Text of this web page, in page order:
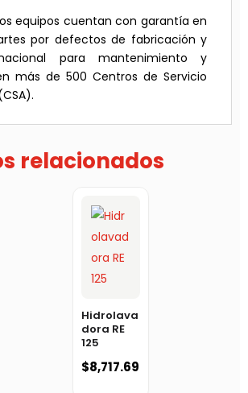
equipos cuentan con garantía en
por defectos de fabricación y
para mantenimiento y
más de 500 Centros de Servicio
relacionados
Hidrolava
dora RE
125
$8,717.69